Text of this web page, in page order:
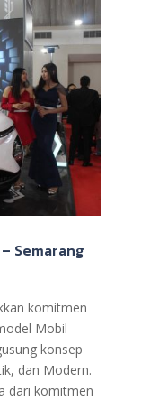
Semarang
komitmen
Mobil
konsep
dan Modern.
dari komitmen